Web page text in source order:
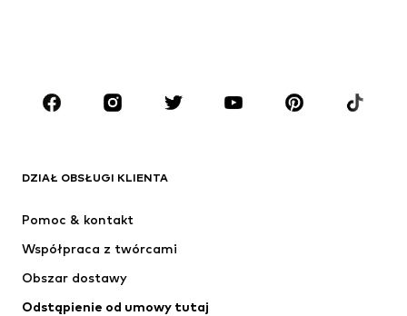
MARKI
Next
ADIDAS PERFORMANCE
DZIAŁ OBSŁUGI KLIENTA
Pomoc & kontakt
Współpraca z twórcami
Obszar dostawy
Odstąpienie od umowy tutaj